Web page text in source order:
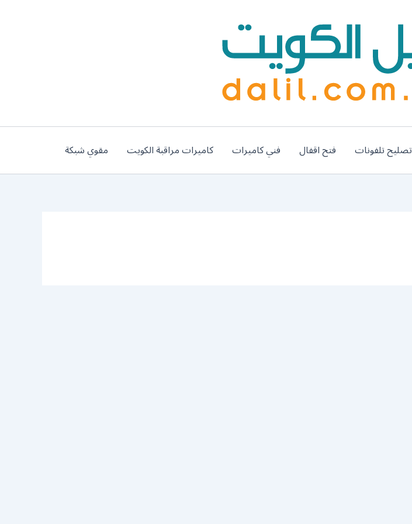
تصليح تلفونات فتح اقفال فني كاميرات كاميرات مراقبة الكويت مقوي شبكة